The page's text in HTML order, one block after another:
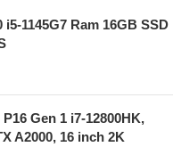
1145G7 Ram 16GB SSD
Gen 1 i7-12800HK,
A2000, 16 inch 2K